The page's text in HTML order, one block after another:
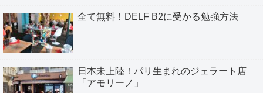
全て無料！DELF B2に受かる勉強方法
日本未上陸！パリ生まれのジェラート店
「アモリーノ」